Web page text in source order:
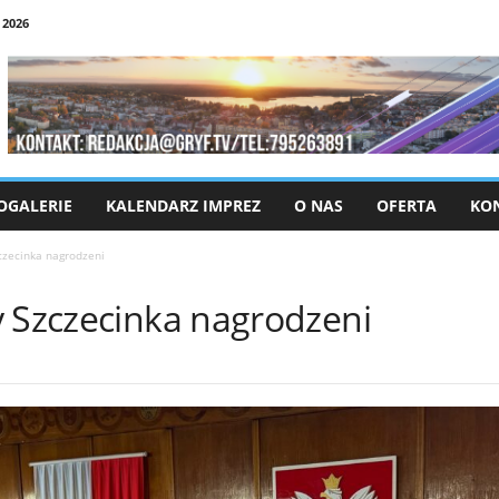
KALENDARZ IMPREZ O NAS OFERTA
nagrodzeni
nagrodzeni